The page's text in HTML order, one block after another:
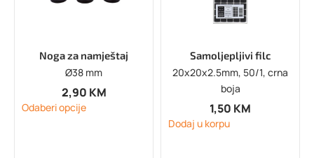
Noga za namještaj
Ø38 mm
2,90 KM
Odaberi opcije
Samoljepljivi filc
20x20x2.5mm, 50/1, crna
boja
1,50 KM
Dodaj u korpu